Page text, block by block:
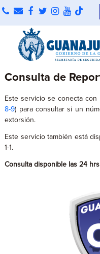
Consulta de
Este servicio se conecta
8-9) para consultar si un
extorsión.
Este servicio también está
1-1.
Consulta disponible las 24